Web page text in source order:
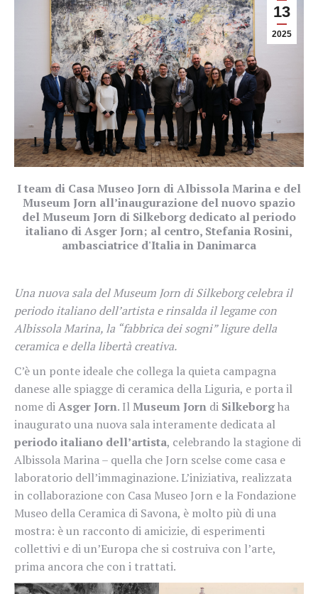
13
2025
I team di Casa Museo Jorn di Albissola Marina e del
Museum Jorn all’inaugurazione del nuovo spazio
del Museum Jorn di Silkeborg dedicato al periodo
italiano di Asger Jorn; al centro, Stefania Rosini,
ambasciatrice d'Italia in Danimarca
Una nuova sala del Museum Jorn di Silkeborg celebra il
periodo italiano dell’artista e rinsalda il legame con
Albissola Marina, la “fabbrica dei sogni” ligure della
ceramica e della libertà creativa.
C’è un ponte ideale che collega la quieta campagna
danese alle spiagge di ceramica della Liguria, e porta il
nome diAsger Jorn. IlMuseum Jorn di Silkeborgha
inaugurato una nuova sala interamente dedicata al
periodo italiano dell’artista, celebrando la stagione di
Albissola Marina – quella che Jorn scelse come casa e
laboratorio dell’immaginazione. L’iniziativa, realizzata
in collaborazione con Casa Museo Jorn e la Fondazione
Museo della Ceramica di Savona, è molto più di una
mostra: è un racconto di amicizie, di esperimenti
collettivi e di un’Europa che si costruiva con l’arte,
prima ancora che con i trattati.